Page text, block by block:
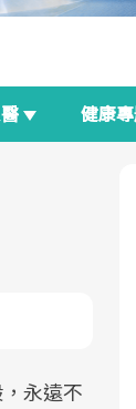
健康
永遠不